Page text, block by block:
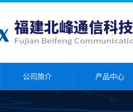
公司简介 产品中心